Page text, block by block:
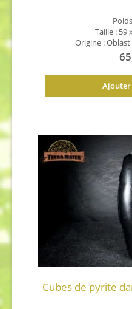
Taille : 59
Origine :
Cubes de pyrite